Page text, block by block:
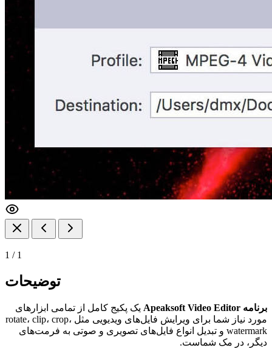
1 / 1
توضیحات
برنامه Apeaksoft Video Editor
یک پکیج کامل از تمامی ابزار‌های
مورد نیاز شما برای ویرایش فایل‌های ویدیویی مثل rotate، clip، crop،
watermark و تبدیل انواع فایل‌های تصویری و صوتی به فرمت‌های
دیگر، در مک شماست.